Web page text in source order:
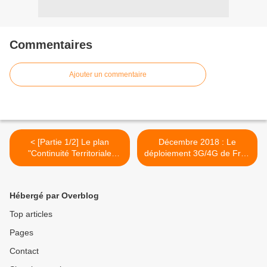
Commentaires
Ajouter un commentaire
< [Partie 1/2] Le plan
"Continuité Territoriale
Numérique" dans les Outre-
Décembre 2018 : Le
déploiement 3G/4G de Free
Caraïbe ! >
Hébergé par Overblog
Top articles
Pages
Contact